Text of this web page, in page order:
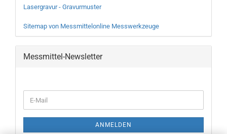
Lasergravur - Gravurmuster
Sitemap von Messmittelonline Messwerkzeuge
Messmittel-Newsletter
ZUR
E-
Mail
ANMELDEN